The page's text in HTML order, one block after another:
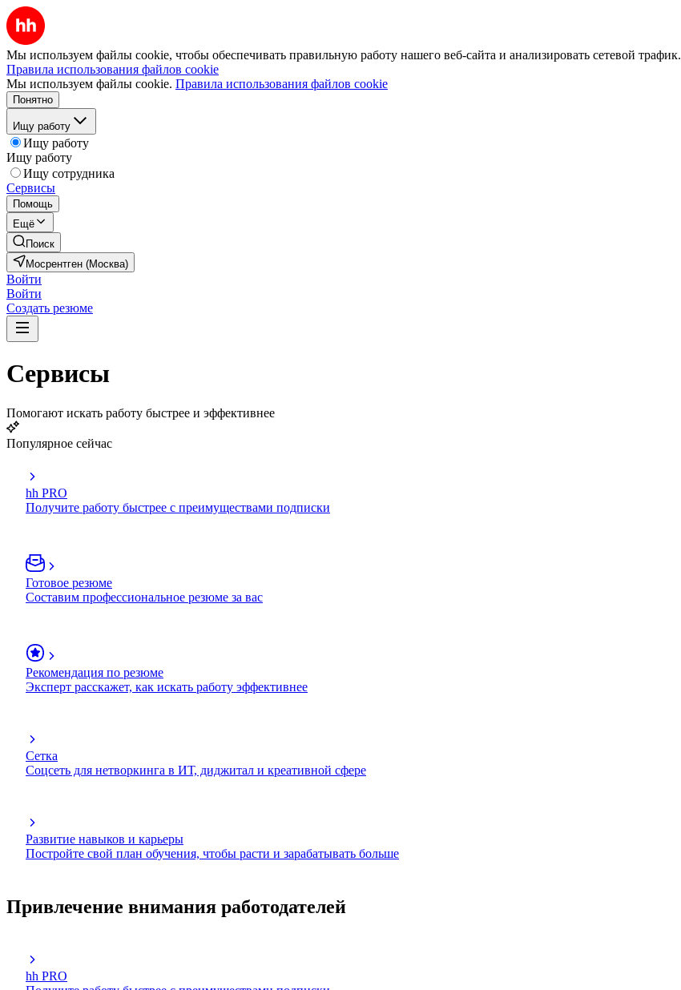
Мы используем файлы cookie, чтобы обеспечивать правильную работу нашего веб-сайта и анализировать сетевой трафик.
Правила использования файлов cookie
Мы используем файлы cookie. Правила использования файлов cookie
Понятно
Ищу работу
Ищу работу
Ищу работу
Ищу сотрудника
Сервисы
Помощь
Ещё
Поиск
Мосрентген (Москва)
Войти
Войти
Создать резюме
Сервисы
Помогают искать работу быстрее и эффективнее
Популярное сейчас
hh PRO
Получите работу быстрее с преимуществами подписки
Готовое резюме
Составим профессиональное резюме за вас
Рекомендация по резюме
Эксперт расскажет, как искать работу эффективнее
Сетка
Соцсеть для нетворкинга в ИТ, диджитал и креативной сфере
Развитие навыков и карьеры
Постройте свой план обучения, чтобы расти и зарабатывать больше
Привлечение внимания работодателей
hh PRO